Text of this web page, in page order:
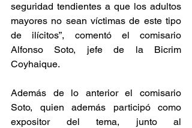
seguridad tendientes a que los adultos
mayores no sean víctimas de este tipo
de ilícitos”, comentó el comisario
Alfonso Soto, jefe de la Bicrim
Coyhaique.
Además de lo anterior el comisario
Soto, quien además participó como
expositor del tema, junto al